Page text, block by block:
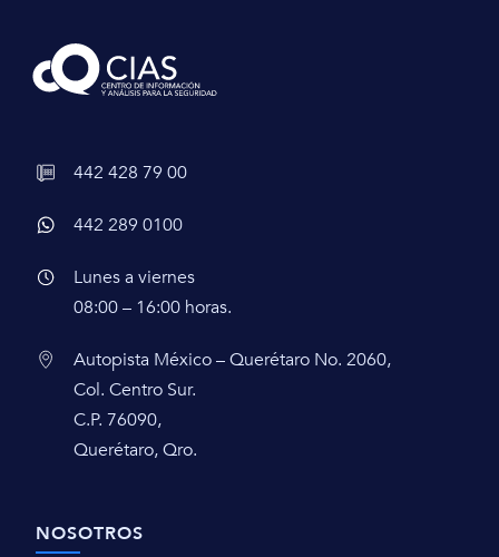
442 428 79 00
442 289 0100
Lunes a viernes
08:00 – 16:00 horas.
Autopista México – Querétaro No. 2060,
Col. Centro Sur.
C.P. 76090,
Querétaro, Qro.
NOSOTROS